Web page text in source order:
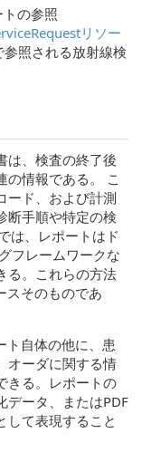
の参照
リソー
照される放射線検
は、検査の終了後
の情報である。 こ
ード、および計測
断手順や特定の検
は、レポートはド
フレームワークな
る。これらの方法
スそのものであ
ト自体の他に、患
オーダに関する情
きる。レポートの
データ、またはPDF
して表現すること